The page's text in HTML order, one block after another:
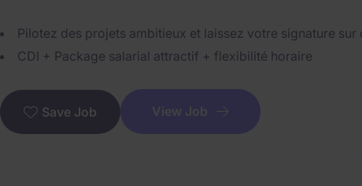
Pilotez des projets ambitieux et laissez votre signature sur
CDI + Package salarial attractif + flexibilité horaire
Save Job View Job